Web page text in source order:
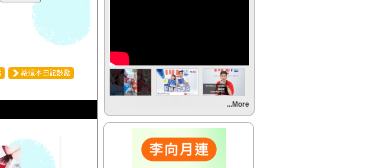
(南部)
HAPPY DJ-Tracy
【Next】
【HitFm正在進行】
(宜蘭)
...More